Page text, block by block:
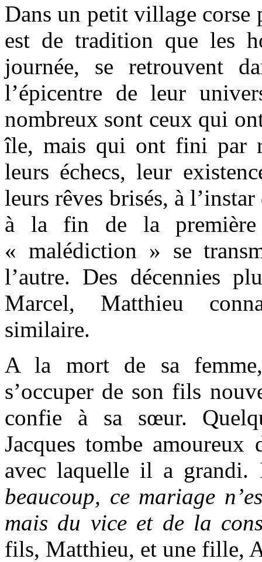
Dans un petit village corse
est de tradition que les
journée, se retrouvent
l’épicentre de leur
nombreux sont ceux qui
île, mais qui ont fini par
leurs échecs, leur
leurs rêves brisés, à
à la fin de la première
« malédiction » se
l’autre. Des décennies
Marcel, Matthieu
similaire.
A la mort de sa
s’occuper de son fils
confie à sa sœur.
Jacques tombe amoureux
avec laquelle il a
beaucoup, ce mariage
mais du vice et de la
fils, Matthieu, et une fille,